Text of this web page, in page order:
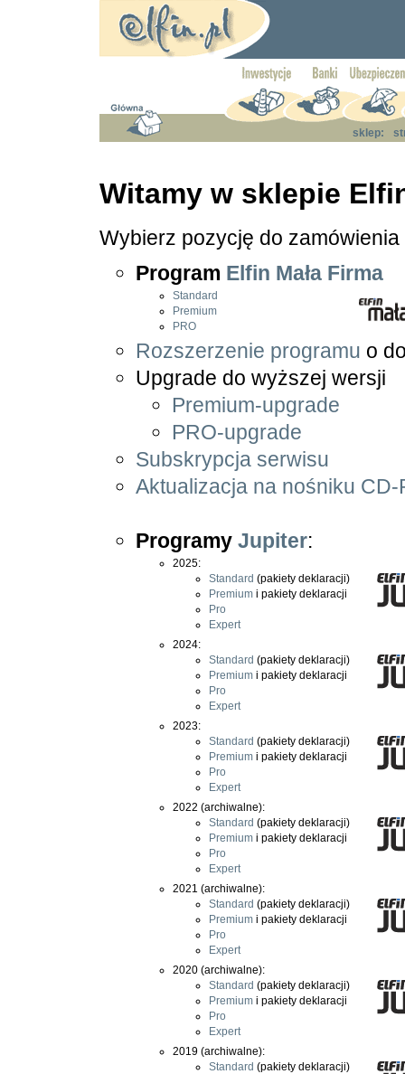
sklep:
Witamy w sklepie
Wybierz pozycję do zamówienia
Program Elfin Mała Firma
Standard
Premium
PRO
Rozszerzenie programu o
Upgrade do wyższej wersji
Premium-upgrade
PRO-upgrade
Subskrypcja serwisu
Aktualizacja na nośniku CD-
Programy Jupiter:
2025:
Standard (pakiety deklaracji)
Premium i pakiety deklaracji
Pro
Expert
2024:
Standard (pakiety deklaracji)
Premium i pakiety deklaracji
Pro
Expert
2023:
Standard (pakiety deklaracji)
Premium i pakiety deklaracji
Pro
Expert
2022 (archiwalne):
Standard (pakiety deklaracji)
Premium i pakiety deklaracji
Pro
Expert
2021 (archiwalne):
Standard (pakiety deklaracji)
Premium i pakiety deklaracji
Pro
Expert
2020 (archiwalne):
Standard (pakiety deklaracji)
Premium i pakiety deklaracji
Pro
Expert
2019 (archiwalne):
Standard (pakiety deklaracji)